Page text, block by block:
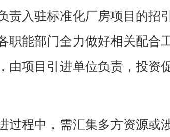
责入驻标准化厂房项目的招
职能部门全力做好相关配合
由项目引进单位负责，投资
过程中， 需汇集多方资源或